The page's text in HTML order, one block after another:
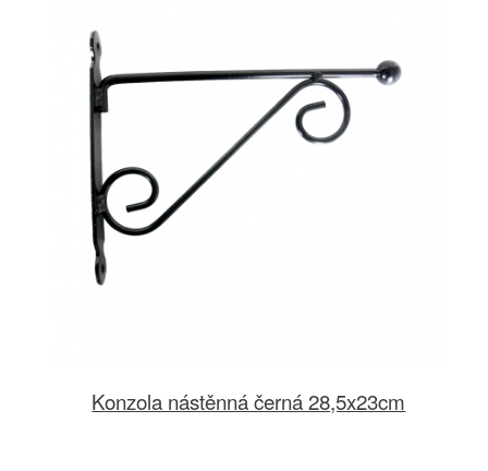
Konzola nástěnná černá 28,5x23cm